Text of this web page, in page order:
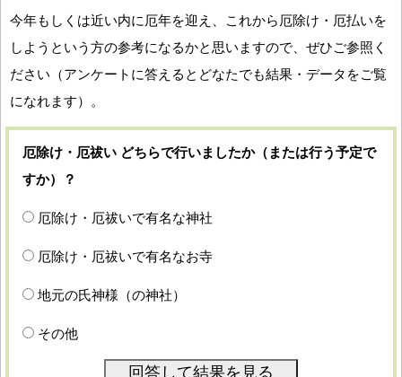
今年もしくは近い内に厄年を迎え、これから厄除け・厄払いを
しようという方の参考になるかと思いますので、ぜひご参照く
ださい（アンケートに答えるとどなたでも結果・データをご覧
になれます）。
厄除け・厄祓い どちらで行いましたか（または行う予定で
すか）？
厄除け・厄祓いで有名な神社
厄除け・厄祓いで有名なお寺
地元の氏神様（の神社）
その他